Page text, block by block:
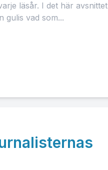
läsår. I det här avsnittet
gulis vad som...